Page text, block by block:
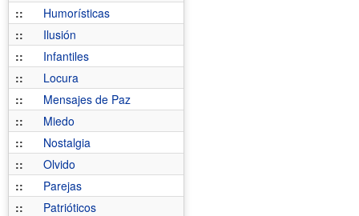
::
Humorísticas
::
Ilusión
::
Infantiles
::
Locura
::
Mensajes de Paz
::
Miedo
::
Nostalgia
::
Olvido
::
Parejas
::
Patrióticos